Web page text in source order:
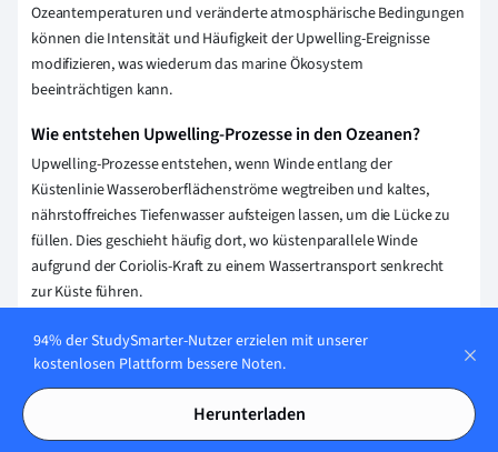
Ozeantemperaturen und veränderte atmosphärische Bedingungen
können die Intensität und Häufigkeit der Upwelling-Ereignisse
modifizieren, was wiederum das marine Ökosystem
beeinträchtigen kann.
Wie entstehen Upwelling-Prozesse in den Ozeanen?
Upwelling-Prozesse entstehen, wenn Winde entlang der
Küstenlinie Wasseroberflächenströme wegtreiben und kaltes,
nährstoffreiches Tiefenwasser aufsteigen lassen, um die Lücke zu
füllen. Dies geschieht häufig dort, wo küstenparallele Winde
aufgrund der Coriolis-Kraft zu einem Wassertransport senkrecht
zur Küste führen.
Welche physikalischen Mechanismen treiben Upwelling-
Prozesse an?
Upwelling-Prozesse werden durch Windantrieb und die
Corioliskraft verursacht, wobei Oberflächenwasser entlang der
Küsten oder in offenen Ozeanen weggetrieben wird. Dadurch steigt
94% der StudySmarter-Nutzer erzielen mit unserer
kostenlosen Plattform bessere Noten.
Herunterladen